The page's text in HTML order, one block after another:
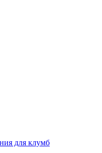
для клумб